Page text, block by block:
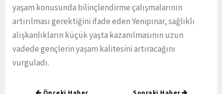
yaşam konusunda bilinçlendirme çalışmalarının
artırılması gerektiğini ifade eden Yenipınar, sağlıklı
alışkanlıkların küçük yaşta kazanılmasının uzun
vadede gençlerin yaşam kalitesini artıracağını
vurguladı.